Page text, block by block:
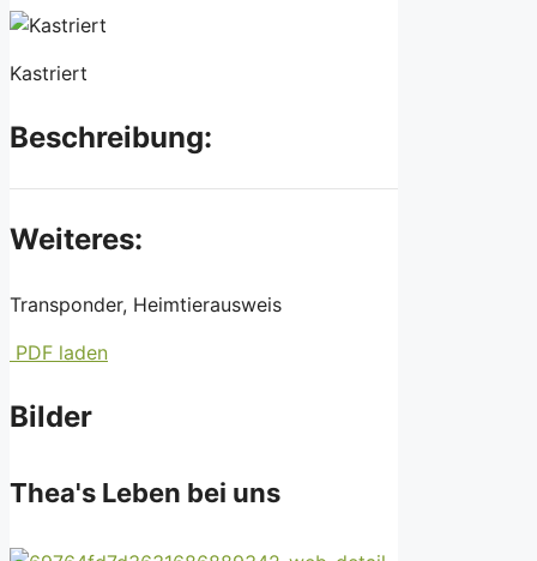
Kastriert
Beschreibung:
Weiteres:
Transponder, Heimtierausweis
PDF laden
Bilder
Thea's Leben bei uns